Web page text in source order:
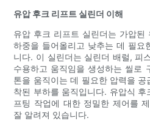
유압 후크 리프트 실린더 이해
유압 후크 리프트 실린더는 가압된
하중을 들어올리고 낮추는 데 필요
니다. 이 실린더는 실린더 배럴, 피
수용하고 움직임을 생성하는 씰로
톤을 움직이는 데 필요한 압력을
착된 부하를 움직입니다. 유압식
프팅 작업에 대한 정밀한 제어를
잘 알려져 있습니다.